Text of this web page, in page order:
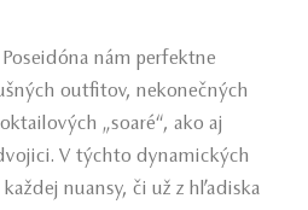
nám perfektne
outfitov, nekonečných
„soaré“, ako aj
V týchto dynamických
nuansy, či už z hľadiska